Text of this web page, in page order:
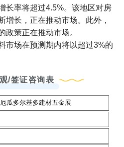
长率将超过4.5%。该地区对房
增长，正在推动市场。此外，
政策正在推动市场。
场在预测期内将以超过3%的
/签证咨询表